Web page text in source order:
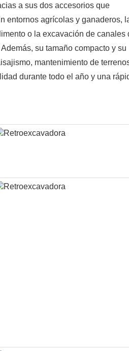
a sus dos accesorios que
entornos agrícolas y ganaderos,
o la excavación de canales
su tamaño compacto y su
mantenimiento de
durante todo el año y una